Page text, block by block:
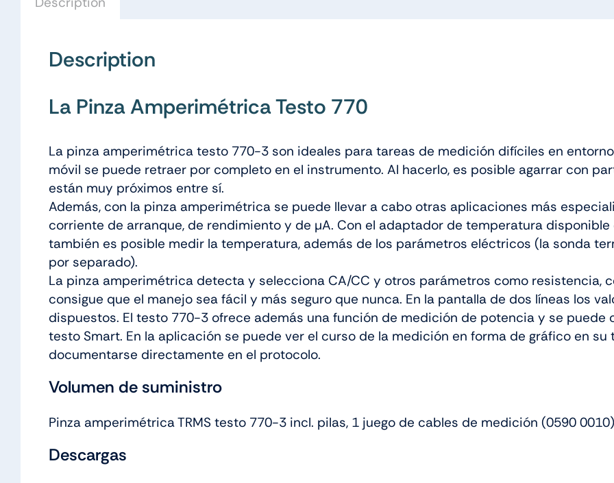
Description
La Pinza Amperimétrica Testo 770
La pinza amperimétrica testo 770-3 son ideales para tareas de medición difíciles en
móvil se puede retraer por completo en el instrumento. Al hacerlo, es posible agarrar con
están muy próximos entre sí.
Además, con la pinza amperimétrica se puede llevar a cabo otras aplicaciones más
corriente de arranque, de rendimiento y de µA. Con el adaptador de temperatura
también es posible medir la temperatura, además de los parámetros eléctricos (la sonda
por separado).
La pinza amperimétrica detecta y selecciona CA/CC y otros parámetros como resistencia,
consigue que el manejo sea fácil y más seguro que nunca. En la pantalla de dos líneas los
dispuestos. El testo 770-3 ofrece además una función de medición de potencia y se puede
testo Smart. En la aplicación se puede ver el curso de la medición en forma de gráfico en
documentarse directamente en el protocolo.
Volumen de suministro
Pinza amperimétrica TRMS testo 770-3 incl. pilas, 1 juego de cables de medición (0590
Descargas